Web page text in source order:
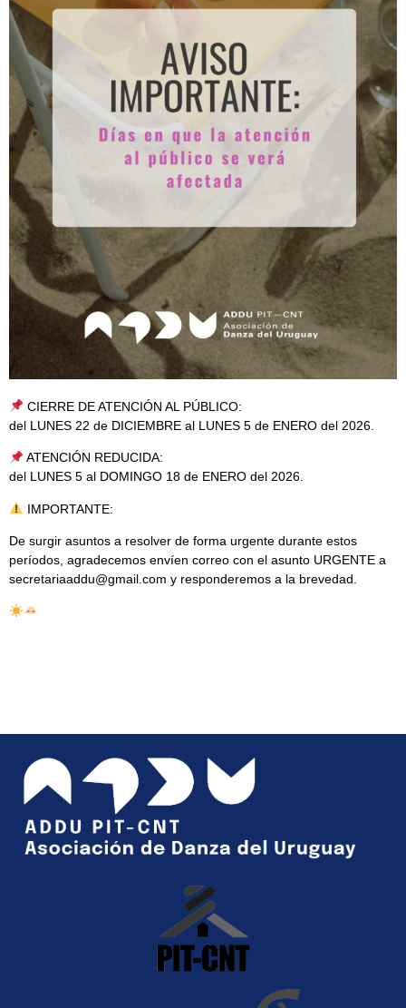
CIERRE DE ATENCIÓN AL PÚBLICO:
del LUNES 22 de DICIEMBRE al LUNES 5 de ENERO del 2026.
ATENCIÓN REDUCIDA:
del LUNES 5 al DOMINGO 18 de ENERO del 2026.
IMPORTANTE:
De surgir asuntos a resolver de forma urgente durante estos
períodos, agradecemos envíen correo con el asunto URGENTE a
secretariaaddu@gmail.com y responderemos a la brevedad.